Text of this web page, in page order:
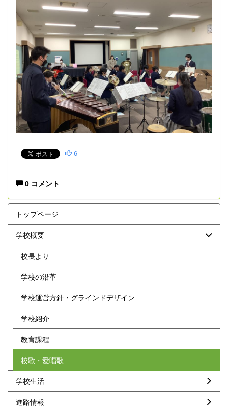
6
0 コメント
トップページ
学校概要
校長より
学校の沿革
学校運営方針・グラインドデザイン
学校紹介
教育課程
校歌・愛唱歌
学校生活
進路情報